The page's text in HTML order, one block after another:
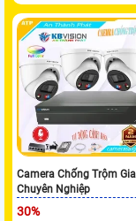
Camera Chống Trộm
Chuyên Nghiệp
30%